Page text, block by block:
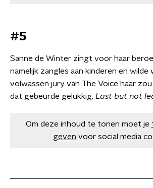
#5
Sanne de Winter zingt voor haar
namelijk zangles aan kinderen en
volwassen jury van The Voice haar
dat gebeurde gelukkig. Last but not
Om deze inhoud te tonen moet je
geven voor social media